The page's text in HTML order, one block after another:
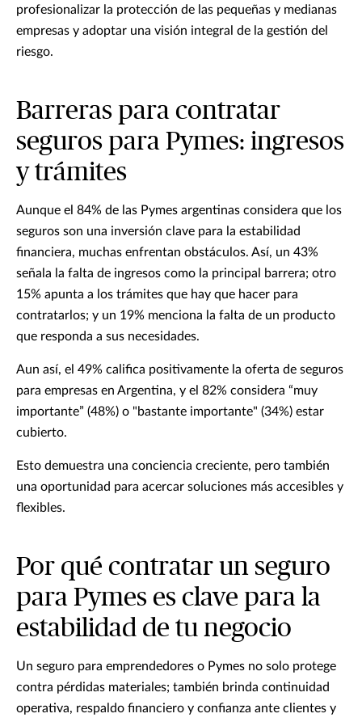
profesionalizar la protección de las pequeñas y medianas
empresas y adoptar una visión integral de la gestión del
riesgo.
Barreras para contratar
seguros para Pymes: ingresos
y trámites
Aunque el 84% de las Pymes argentinas considera que los
seguros son una inversión clave para la estabilidad
financiera, muchas enfrentan obstáculos. Así, un 43%
señala la falta de ingresos como la principal barrera; otro
15% apunta a los trámites que hay que hacer para
contratarlos; y un 19% menciona la falta de un producto
que responda a sus necesidades.
Aun así, el 49% califica positivamente la oferta de seguros
para empresas en Argentina, y el 82% considera “muy
importante” (48%) o "bastante importante" (34%) estar
cubierto.
Esto demuestra una conciencia creciente, pero también
una oportunidad para acercar soluciones más accesibles y
flexibles.
Por qué contratar un seguro
para Pymes es clave para la
estabilidad de tu negocio
Un seguro para emprendedores o Pymes no solo protege
contra pérdidas materiales; también brinda continuidad
operativa, respaldo financiero y confianza ante clientes y